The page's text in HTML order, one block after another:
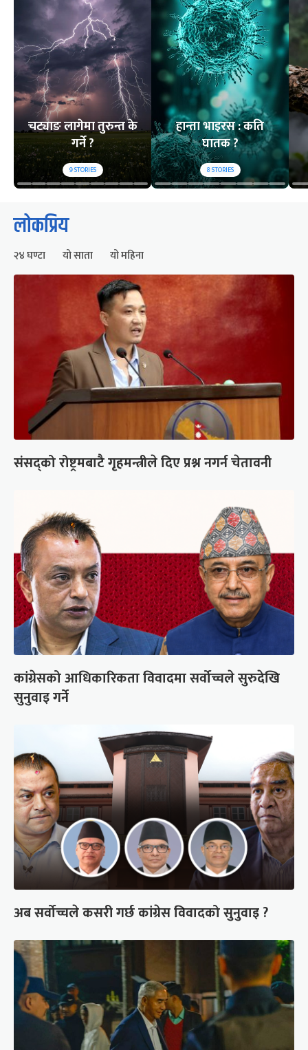
चट्याङ लागेमा तुरुन्त के
गर्ने ?
9STORIES
हान्ता भाइरस : कति
घातक ?
8STORIES
लोकप्रिय
२४ घण्टा यो साता यो महिना
संसद्को रोष्ट्रमबाटै गृहमन्त्रीले दिए प्रश्न नगर्न चेतावनी
कांग्रेसको आधिकारिकता विवादमा सर्वोच्चले सुरुदेखि
सुनुवाइ गर्ने
अब सर्वोच्चले कसरी गर्छ कांग्रेस विवादको सुनुवाइ ?